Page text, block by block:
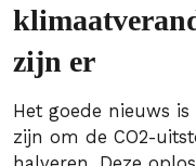
zijn er
Het goede nieuws
zijn om de CO2-